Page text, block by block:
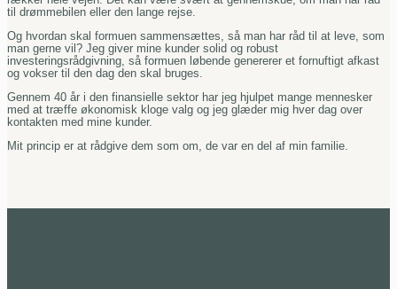
til drømmebilen eller den lange rejse.
Og hvordan skal formuen sammensættes, så man har råd til at leve, som
man gerne vil? Jeg giver mine kunder solid og robust
investeringsrådgivning, så formuen løbende genererer et fornuftigt afkast
og vokser til den dag den skal bruges.
Gennem 40 år i den finansielle sektor har jeg hjulpet mange mennesker
med at træffe økonomisk kloge valg og jeg glæder mig hver dag over
kontakten med mine kunder.
Mit princip er at rådgive dem som om, de var en del af min familie.